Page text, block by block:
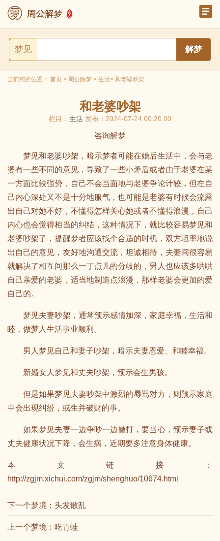
梦见
当前您的位置： 首页 > 周公解梦 > 生活> 和老婆吵架
和老婆吵架
栏目： 生活 发布：2024-07-24 00:20:00
咨询解梦
梦见和老婆吵架，暗示梦者可能在婚后生活中，会与老
婆有一些不同的意见，导致了一些小矛盾或者由于老婆在某
一方面比较强势，自己不会当面地与老婆争论计较，但在自
己内心深处又不是十分地服气，也可能是老婆有时候会流露
出自己对她不好，不懂得怎样关心她或者不懂得浪漫，自己
内心也会觉得相当的纠结，这种情况下，就比较容易梦见和
老婆吵架了，提醒梦者应该找个合适的时机，双方坦率地说
出自己的意见，友好地沟通交流，坦诚相待，夫妻间很容易
就解决了相互间那么一丁点儿的分歧的，男人也应该多哄哄
自己亲爱的老婆，适当地制造点浪漫，那样老婆会更加的爱
自己的。
梦见夫妻吵架，通常预示感情加深，家庭幸福，生活和
睦，做梦人生活事业顺利。
男人梦见自己和妻子吵架，暗示夫妻恩爱、和睦幸福。
新婚女人梦见和丈夫吵架，预示会生男孩。
但是如果梦见夫妻吵架中激烈的辱骂对方，则预示家庭
中会出现纠纷，或生并破财的事。
如果梦见夫妻一边争吵一边撒打，要当心，预示妻子或
丈夫健康状况下降，会生病，近期要多注意身体健康。
本文链接：
http://zgjm.xichui.com/zgjm/shenghuo/10674.html
下一个梦境： 头发散乱
上一个梦境： 吃青蛙